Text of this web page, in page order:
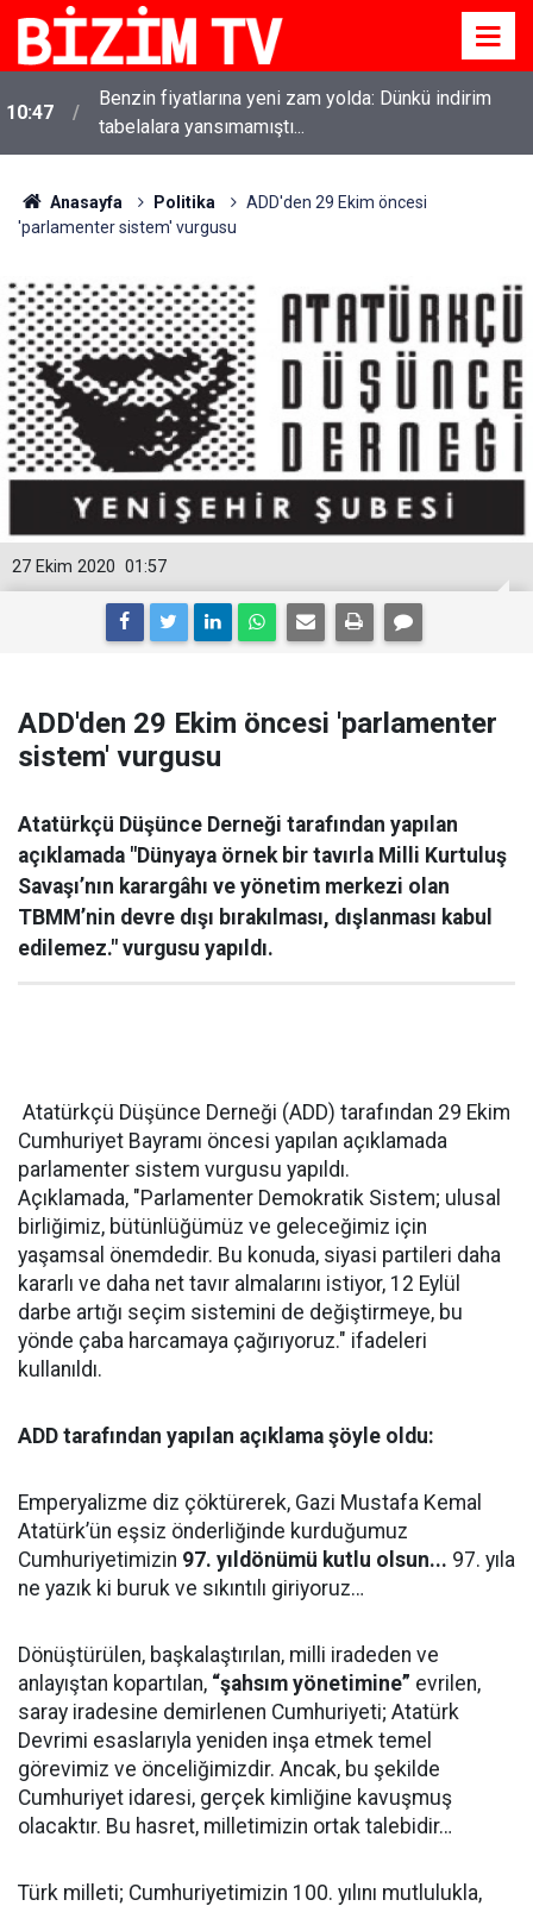
10:47
Benzin fiyatlarına yeni zam yolda: Dünkü indirim
tabelalara yansımamıştı...
Anasayfa Politika
ADD'den 29 Ekim öncesi
'parlamenter sistem' vurgusu
01:57
27 Ekim 2020
ADD'den 29 Ekim öncesi 'parlamenter
sistem' vurgusu
Atatürkçü Düşünce Derneği tarafından yapılan
açıklamada "Dünyaya örnek bir tavırla Milli Kurtuluş
Savaşı’nın karargâhı ve yönetim merkezi olan
TBMM’nin devre dışı bırakılması, dışlanması kabul
edilemez." vurgusu yapıldı.
Atatürkçü Düşünce Derneği (ADD) tarafından 29 Ekim
Cumhuriyet Bayramı öncesi yapılan açıklamada
parlamenter sistem vurgusu yapıldı.
Açıklamada, "Parlamenter Demokratik Sistem; ulusal
birliğimiz, bütünlüğümüz ve geleceğimiz için
yaşamsal önemdedir. Bu konuda, siyasi partileri daha
kararlı ve daha net tavır almalarını istiyor, 12 Eylül
darbe artığı seçim sistemini de değiştirmeye, bu
yönde çaba harcamaya çağırıyoruz." ifadeleri
kullanıldı.
ADD tarafından yapılan açıklama şöyle oldu:
Emperyalizme diz çöktürerek, Gazi Mustafa Kemal
Atatürk’ün eşsiz önderliğinde kurduğumuz
Cumhuriyetimizin 97. yıldönümü kutlu olsun... 97. yıla
ne yazık ki buruk ve sıkıntılı giriyoruz…
Dönüştürülen, başkalaştırılan, milli iradeden ve
anlayıştan kopartılan, “şahsım yönetimine” evrilen,
saray iradesine demirlenen Cumhuriyeti; Atatürk
Devrimi esaslarıyla yeniden inşa etmek temel
görevimiz ve önceliğimizdir. Ancak, bu şekilde
Cumhuriyet idaresi, gerçek kimliğine kavuşmuş
olacaktır. Bu hasret, milletimizin ortak talebidir…
Türk milleti; Cumhuriyetimizin 100. yılını mutlulukla,